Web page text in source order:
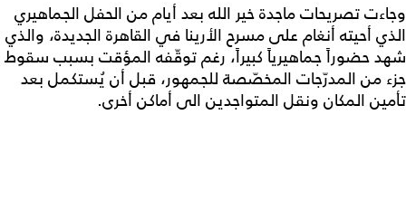
وجاءت تصريحات ماجدة خير الله بعد أيام من الحفل الجماهيري
الذي أحيته أنغام على مسرح الأرينا في القاهرة الجديدة، والذي
شهد حضوراً جماهيرياً كبيراً، رغم توقّفه المؤقت بسبب سقوط
جزء من المدرّجات المخصّصة للجمهور، قبل أن يُستكمل بعد
تأمين المكان ونقل المتواجدين الى أماكن أخرى.